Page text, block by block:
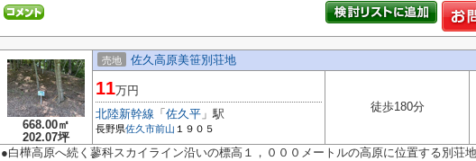
668.00㎡
202.07坪
売地 佐久高原美笹別荘地
11万円
北陸新幹線 「 佐久平 」駅
長野県佐久市前山 １９０５
徒歩180分
●白樺高原へ続く蓼科スカイライン沿いの標高１，０００メートルの高原に位置する別荘